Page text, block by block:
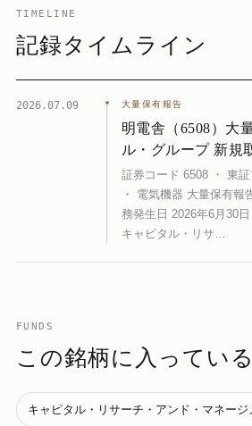
TIMELINE
記録タイムライン
2026.07.09 大量保有報告
明電舎（6508）大
ル・グループ 新規
証券コード 6508 ・ 東
・ 電気機器 大量保有報
務発生日 2026年6月30
キャピタル・リサ…
FUNDS
この銘柄に入ってい
キャピタル・リサーチ・アンド・マネー